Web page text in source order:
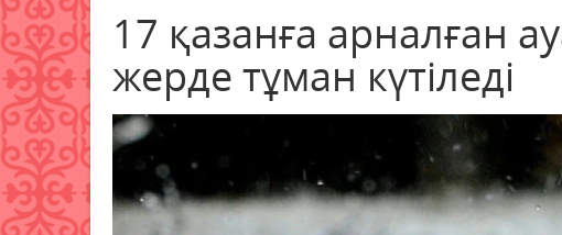
17 қазанға арналған
жерде тұман күтіледі